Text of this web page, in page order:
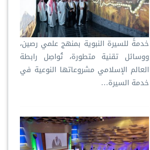
خدمةً للسيرة النبوية بمنهج علمي رصين،
ووسائل تقنية متطورة، تُواصِل رابطة
العالم الإسلامي مشروعاتها النوعية في
خدمة السيرة…